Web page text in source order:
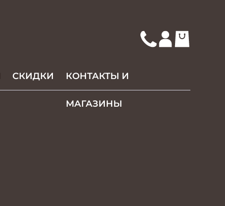
СКИДКИ КОНТАКТЫ И
МАГАЗИНЫ